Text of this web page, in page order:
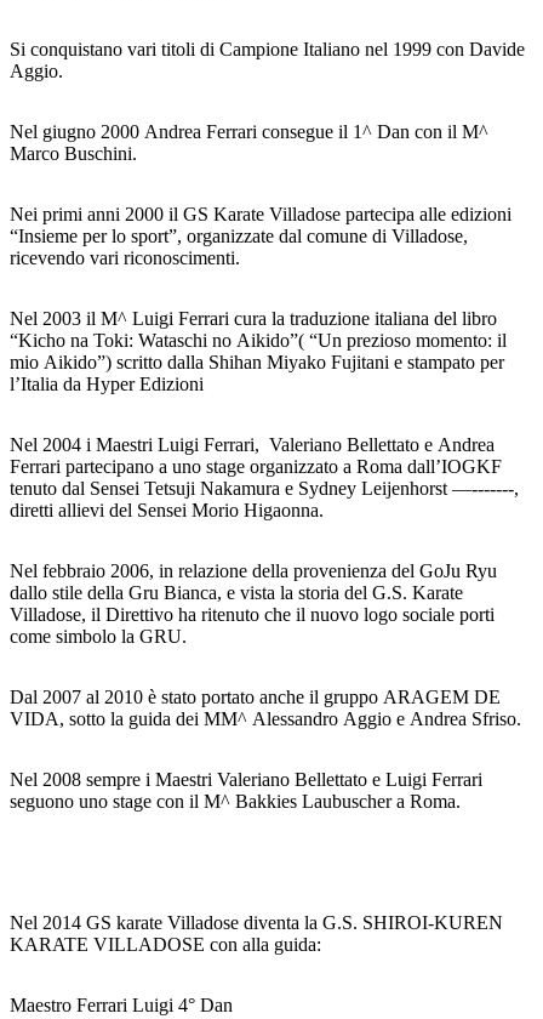
Si conquistano vari titoli di Campione Italiano nel 1999 con Davide
Aggio.
Nel giugno 2000 Andrea Ferrari consegue il 1^ Dan con il M^
Marco Buschini.
Nei primi anni 2000 il GS Karate Villadose partecipa alle edizioni
“Insieme per lo sport”, organizzate dal comune di Villadose,
ricevendo vari riconoscimenti.
Nel 2003 il M^ Luigi Ferrari cura la traduzione italiana del libro
“Kicho na Toki: Wataschi no Aikido”( “Un prezioso momento: il
mio Aikido”) scritto dalla Shihan Miyako Fujitani e stampato per
l’Italia da Hyper Edizioni
Nel 2004 i Maestri Luigi Ferrari, Valeriano Bellettato e Andrea
Ferrari partecipano a uno stage organizzato a Roma dall’IOGKF
tenuto dal Sensei Tetsuji Nakamura e Sydney Leijenhorst —-------,
diretti allievi del Sensei Morio Higaonna.
Nel febbraio 2006, in relazione della provenienza del GoJu Ryu
dallo stile della Gru Bianca, e vista la storia del G.S. Karate
Villadose, il Direttivo ha ritenuto che il nuovo logo sociale porti
come simbolo la GRU.
Dal 2007 al 2010 è stato portato anche il gruppo ARAGEM DE
VIDA, sotto la guida dei MM^ Alessandro Aggio e Andrea Sfriso.
Nel 2008 sempre i Maestri Valeriano Bellettato e Luigi Ferrari
seguono uno stage con il M^ Bakkies Laubuscher a Roma.
Nel 2014 GS karate Villadose diventa la G.S. SHIROI-KUREN
KARATE VILLADOSE con alla guida:
Maestro Ferrari Luigi 4° Dan